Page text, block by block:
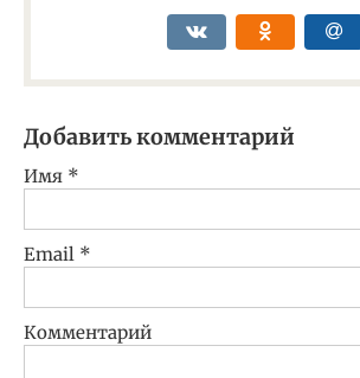
Добавить комментарий
Имя *
Email *
Комментарий